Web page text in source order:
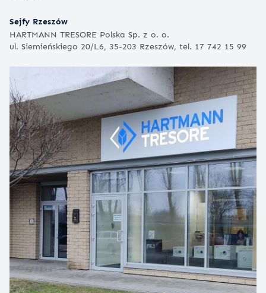
Sejfy Rzeszów
HARTMANN TRESORE Polska Sp. z o. o.
ul. Siemieńskiego 20/L6, 35-203 Rzeszów, tel. 17 742 15 99